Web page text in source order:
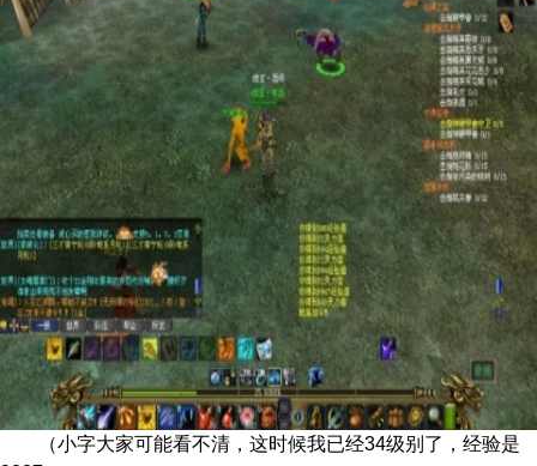
（小字大家可能看不清，这时候我已经34级别了，经验是